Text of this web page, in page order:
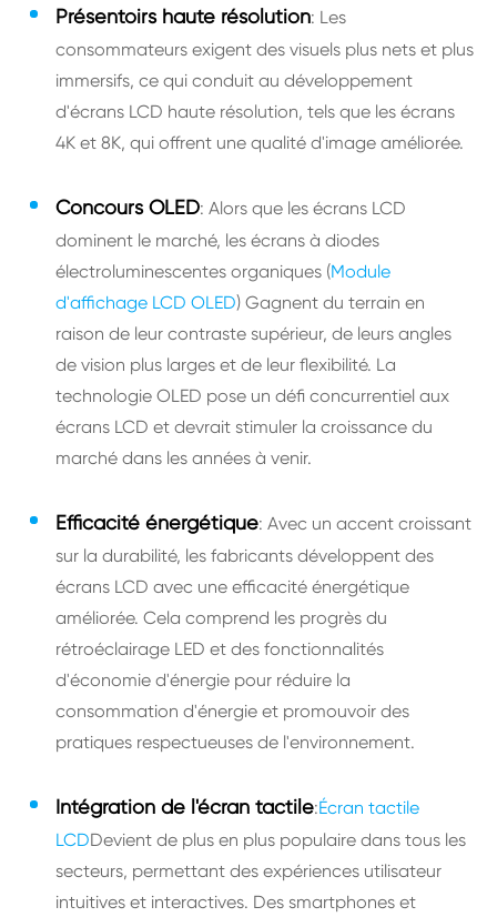
Présentoirs haute résolution: Les
consommateurs exigent des visuels plus nets et plus
immersifs, ce qui conduit au développement
d'écrans LCD haute résolution, tels que les écrans
4K et 8K, qui offrent une qualité d'image améliorée.
Concours OLED: Alors que les écrans LCD
dominent le marché, les écrans à diodes
électroluminescentes organiques (Module
d'affichage LCD OLED) Gagnent du terrain en
raison de leur contraste supérieur, de leurs angles
de vision plus larges et de leur flexibilité. La
technologie OLED pose un défi concurrentiel aux
écrans LCD et devrait stimuler la croissance du
marché dans les années à venir.
Efficacité énergétique: Avec un accent croissant
sur la durabilité, les fabricants développent des
écrans LCD avec une efficacité énergétique
améliorée. Cela comprend les progrès du
rétroéclairage LED et des fonctionnalités
d'économie d'énergie pour réduire la
consommation d'énergie et promouvoir des
pratiques respectueuses de l'environnement.
Intégration de l'écran tactile:Écran tactile
LCDDevient de plus en plus populaire dans tous les
secteurs, permettant des expériences utilisateur
intuitives et interactives. Des smartphones et